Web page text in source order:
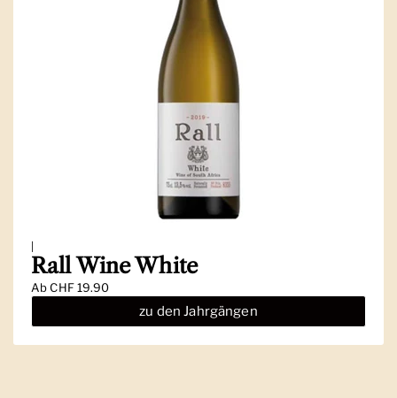
Rall Wine White
AbCHF 19.90
zu den Jahrgängen